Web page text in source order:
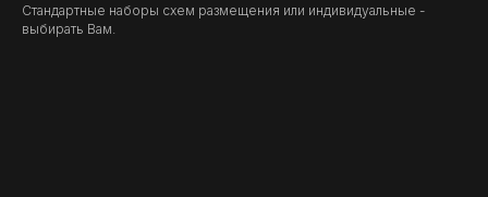
Стандартные наборы схем размещения или индивидуальные -
выбирать Вам.